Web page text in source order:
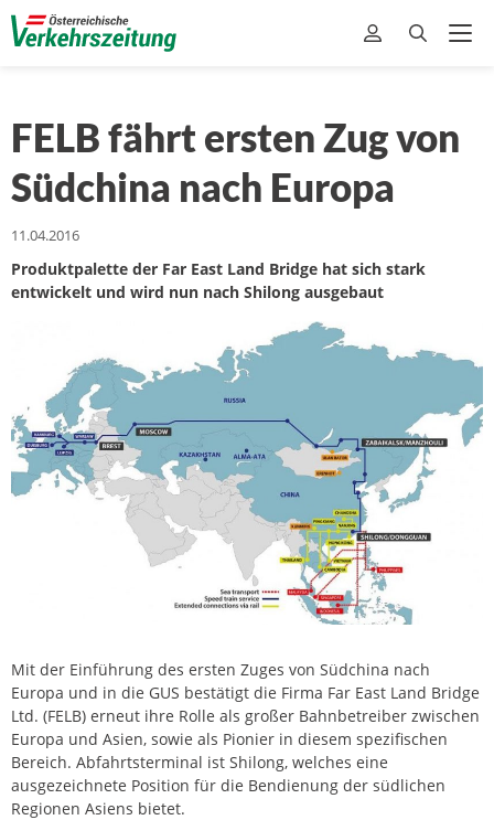
FELB fährt ersten Zug von
Südchina nach Europa
11.04.2016
Produktpalette der Far East Land Bridge hat sich stark
entwickelt und wird nun nach Shilong ausgebaut
Mit der Einführung des ersten Zuges von Südchina nach
Europa und in die GUS bestätigt die Firma Far East Land Bridge
Ltd. (FELB) erneut ihre Rolle als großer Bahnbetreiber zwischen
Europa und Asien, sowie als Pionier in diesem spezifischen
Bereich. Abfahrtsterminal ist Shilong, welches eine
ausgezeichnete Position für die Bendienung der südlichen
Regionen Asiens bietet.